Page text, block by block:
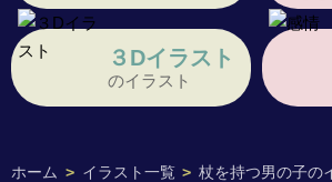
ホーム > イラスト一覧 > 杖を持つ男の子の
３Dイラスト
のイラスト